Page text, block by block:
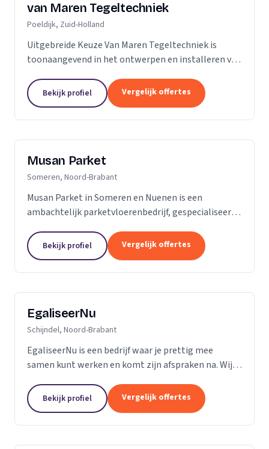
van Maren Tegeltechniek
Poeldijk, Zuid-Holland
Uitgebreide Keuze Van Maren Tegeltechniek is
toonaangevend in het ontwerpen en installeren van
een aantrekkelijke prijs. Bij ons treft u een...
Bekijk profiel Vergelijk offertes
Musan Parket
Someren, Noord-Brabant
Musan Parket in Someren en Nuenen is een
ambachtelijk parketvloerenbedrijf, gespecialiseerd
het adres bij uitstek voor de renovatie van
bestaande...
Bekijk profiel Vergelijk offertes
EgaliseerNu
Schijndel, Noord-Brabant
EgaliseerNu is een bedrijf waar je prettig mee
samen kunt werken en komt zijn afspraken na. Wij
uitziet.Bekijk profiel Vergelijk offertes